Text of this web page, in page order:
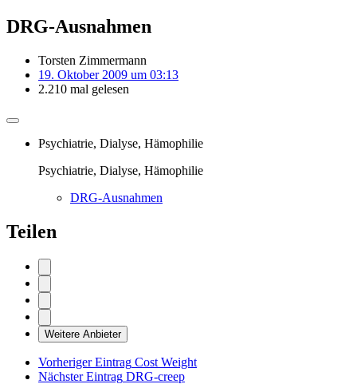
DRG-Ausnahmen
Torsten Zimmermann
19. Oktober 2009 um 03:13
2.210 mal gelesen
Psychiatrie, Dialyse, Hämophilie
Psychiatrie, Dialyse, Hämophilie
DRG-Ausnahmen
Teilen
Weitere Anbieter
Vorheriger Eintrag Cost Weight
Nächster Eintrag DRG-creep